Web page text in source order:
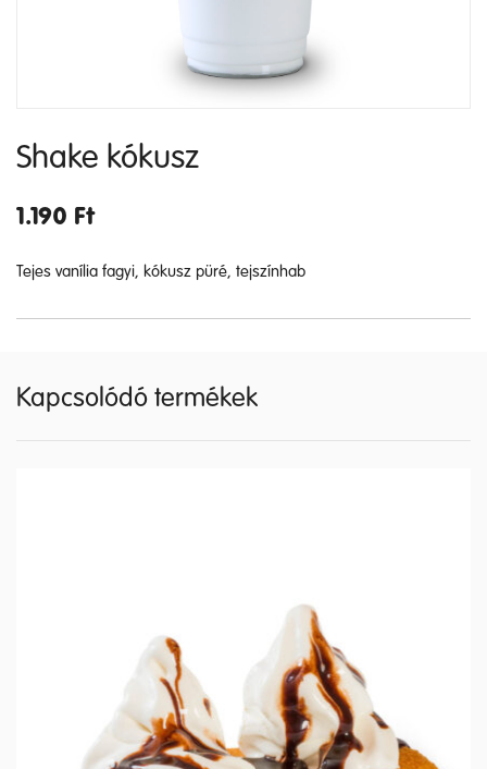
Shake kókusz
1.190 Ft
Tejes vanília fagyi, kókusz püré, tejszínhab
Kapcsolódó termékek